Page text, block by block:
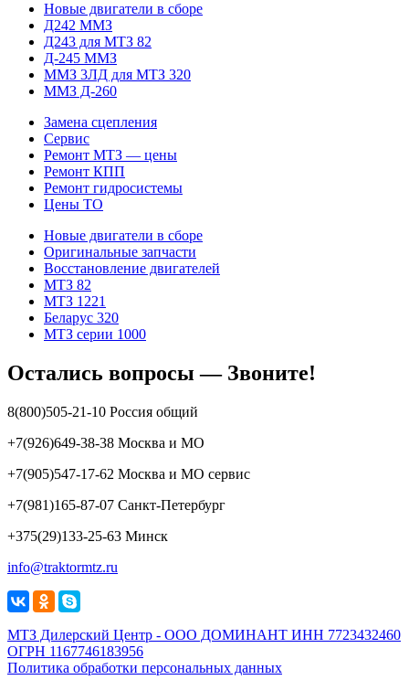
Новые двигатели в сборе
Д242 ММЗ
Д243 для МТЗ 82
Д-245 ММЗ
ММЗ 3ЛД для МТЗ 320
ММЗ Д-260
Замена сцепления
Сервис
Ремонт МТЗ — цены
Ремонт КПП
Ремонт гидросистемы
Цены ТО
Новые двигатели в сборе
Оригинальные запчасти
Восстановление двигателей
МТЗ 82
МТЗ 1221
Беларус 320
МТЗ серии 1000
Остались вопросы — Звоните!
8(800)505-21-10 Россия общий
+7(926)649-38-38 Москва и МО
+7(905)547-17-62 Москва и МО сервис
+7(981)165-87-07 Санкт-Петербург
+375(29)133-25-63 Минск
info@traktormtz.ru
МТЗ Дилерский Центр - ООО ДОМИНАНТ ИНН 7723432460
ОГРН 1167746183956
Политика обработки персональных данных